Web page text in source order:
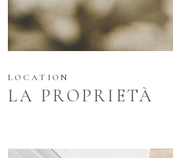
LOCATION
LA PROPRIETÀ